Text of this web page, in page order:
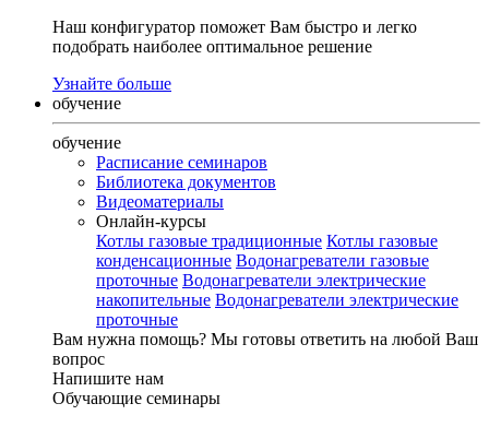
Наш конфигуратор поможет Вам быстро и легко
подобрать наиболее оптимальное решение
Узнайте больше
обучение
обучение
Расписание семинаров
Библиотека документов
Видеоматериалы
Онлайн-курсы
Котлы газовые традиционные Котлы газовые
конденсационные Водонагреватели газовые
проточные Водонагреватели электрические
накопительные Водонагреватели электрические
проточные
Вам нужна помощь? Мы готовы ответить на любой Ваш
вопрос
Напишите нам
Обучающие семинары